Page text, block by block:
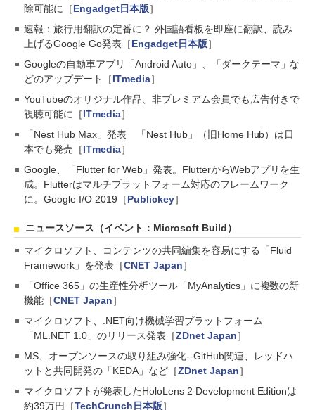
除可能に［Engadget日本版］
速報：旅行用翻訳の定番に？ 外国語看板を即座に翻訳、読み
上げるGoogle Go発表［Engadget日本版］
Googleの自動車アプリ「Android Auto」、「ダークテーマ」な
どのアップデート［ITmedia］
YouTubeのオリジナル作品、非プレミアム会員でも広告付きで
視聴可能に［ITmedia］
「Nest Hub Max」発表 「Nest Hub」（旧Home Hub）は日
本でも発売［ITmedia］
Google、「Flutter for Web」発表。FlutterからWebアプリを生
成。Flutterはマルチプラットフォーム対応のフレームワーク
に。Google I/O 2019［Publickey］
ニュースソース（イベント：Microsoft Build）
マイクロソフト、コンテンツの共同編集を容易にする「Fluid
Framework」を発表［CNET Japan］
「Office 365」の生産性分析ツール「MyAnalytics」に複数の新
機能［CNET Japan］
マイクロソフト、.NET向け機械学習プラットフォーム
「ML.NET 1.0」のリリース発表［ZDnet Japan］
MS、オープンソースの取り組み強化--GitHub関連、レッドハ
ットと共同開発の「KEDA」など［ZDnet Japan］
マイクロソフトが発表したHoloLens 2 Development Editionは
約39万円［TechCrunch日本版］